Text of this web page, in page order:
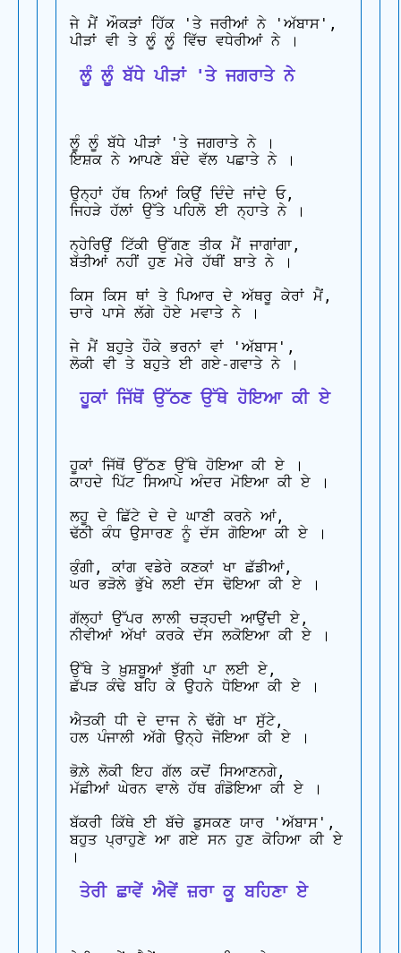
ਜੇ ਮੈਂ ਔਕੜਾਂ ਹਿੱਕ 'ਤੇ ਜਰੀਆਂ ਨੇ 'ਅੱਬਾਸ',
ਲੂੰ ਲੂੰ ਬੱਧੇ ਪੀੜਾਂ 'ਤੇ ਜਗਰਾਤੇ ਨੇ
ਲੂੰ ਲੂੰ ਬੱਧੇ ਪੀੜਾਂ 'ਤੇ ਜਗਰਾਤੇ ਨੇ ।
ਇਸ਼ਕ ਨੇ ਆਪਣੇ ਬੰਦੇ ਵੱਲ ਪਛਾਤੇ ਨੇ ।
ਉਨ੍ਹਾਂ ਹੱਥ ਨਿਆਂ ਕਿਉਂ ਦਿੰਦੇ ਜਾਂਦੇ ਓ,
ਜਿਹੜੇ ਹੱਲਾਂ ਉੱਤੇ ਪਹਿਲੋ ਈ ਨ੍ਹਾਤੇ ਨੇ ।
ਨ੍ਹੇਰਿਉਂ ਟਿੱਕੀ ਉੱਗਣ ਤੀਕ ਮੈਂ ਜਾਗਾਂਗਾ,
ਬੱਤੀਆਂ ਨਹੀਂ ਹੁਣ ਮੇਰੇ ਹੱਥੀਂ ਬਾਤੇ ਨੇ ।
ਕਿਸ ਕਿਸ ਥਾਂ ਤੇ ਪਿਆਰ ਦੇ ਅੱਥਰੂ ਕੇਰਾਂ ਮੈਂ,
ਚਾਰੇ ਪਾਸੇ ਲੱਗੇ ਹੋਏ ਮਵਾਤੇ ਨੇ ।
ਜੇ ਮੈਂ ਬਹੁਤੇ ਹੌਕੇ ਭਰਨਾਂ ਵਾਂ 'ਅੱਬਾਸ',
ਹੂਕਾਂ ਜਿੱਥੋਂ ਉੱਠਣ ਉੱਥੇ ਹੋਇਆ ਕੀ ਏ
ਹੂਕਾਂ ਜਿੱਥੋਂ ਉੱਠਣ ਉੱਥੇ ਹੋਇਆ ਕੀ ਏ ।
ਕਾਹਦੇ ਪਿੱਟ ਸਿਆਪੇ ਅੰਦਰ ਮੋਇਆ ਕੀ ਏ ।
ਲਹੂ ਦੇ ਛਿੱਟੇ ਦੇ ਦੇ ਘਾਣੀ ਕਰਨੇ ਆਂ,
ਢੱਠੀ ਕੰਧ ਉਸਾਰਣ ਨੂੰ ਦੱਸ ਗੋਇਆ ਕੀ ਏ ।
ਕੁੰਗੀ, ਕਾਂਗ ਵਡੇਰੇ ਕਣਕਾਂ ਖਾ ਛੱਡੀਆਂ,
ਘਰ ਭੜੋਲੇ ਭੁੱਖੇ ਲਈ ਦੱਸ ਢੋਇਆ ਕੀ ਏ ।
ਗੱਲ੍ਹਾਂ ਉੱਪਰ ਲਾਲੀ ਚੜ੍ਹਦੀ ਆਉਂਦੀ ਏ,
ਨੀਵੀਆਂ ਅੱਖਾਂ ਕਰਕੇ ਦੱਸ ਲਕੋਇਆ ਕੀ ਏ ।
ਉੱਥੇ ਤੇ ਖ਼ੁਸ਼ਬੂਆਂ ਝੁੱਗੀ ਪਾ ਲਈ ਏ,
ਛੱਪੜ ਕੰਢੇ ਬਹਿ ਕੇ ਉਹਨੇ ਧੋਇਆ ਕੀ ਏ ।
ਐਤਕੀ ਧੀ ਦੇ ਦਾਜ ਨੇ ਢੱਗੇ ਖਾ ਸੁੱਟੇ,
ਹਲ ਪੰਜਾਲੀ ਅੱਗੇ ਉਨ੍ਹੇ ਜੋਇਆ ਕੀ ਏ ।
ਭੋਲ਼ੇ ਲੋਕੀ ਇਹ ਗੱਲ ਕਦੋਂ ਸਿਆਣਨਗੇ,
ਮੱਛੀਆਂ ਘੇਰਨ ਵਾਲੇ ਹੱਥ ਗੰਡੋਇਆ ਕੀ ਏ ।
ਬੱਕਰੀ ਕਿੱਥੇ ਈ ਬੱਚੇ ਡੁਸਕਣ ਯਾਰ 'ਅੱਬਾਸ',
ਬਹੁਤ ਪ੍ਰਾਹੁਣੇ ਆ ਗਏ ਸਨ ਹੁਣ ਕੋਹਿਆ ਕੀ ਏ
ਤੇਰੀ ਛਾਵੇਂ ਐਵੇਂ ਜ਼ਰਾ ਕੂ ਬਹਿਣਾ ਏ